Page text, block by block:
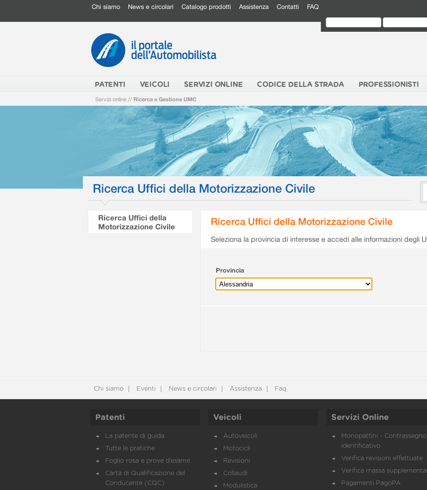
Chi siamo News e circolari Catalogo prodotti Assistenza Contatti FAQ
PATENTI VEICOLI SERVIZI ONLINE CODICE DELLA STRADA PROFESSIONISTI
Servizi online // Ricerca e Gestione UMC
Ricerca Uffici della Motorizzazione Civile
Ricerca Uffici della
Motorizzazione Civile
Ricerca Uffici della Motorizzazione Civile
Seleziona la provincia di interesse e accedi alle informazioni degli
Provincia
Chi siamo Eventi News e circolari Assistenza Faq
Patenti
La patente di guida
Tutte le pratiche
Foglio rosa e prove d’esame
Carta di Qualificazione del
Conducente (CQC)
Veicoli
Autoveicoli
Motocicli
Revisioni
Collaudi
Modulistica
Servizi Online
Monopattini - Contrassegno
identificativo
Verifica revisioni effettuate
Verifica massa
Pagamenti PagoPA